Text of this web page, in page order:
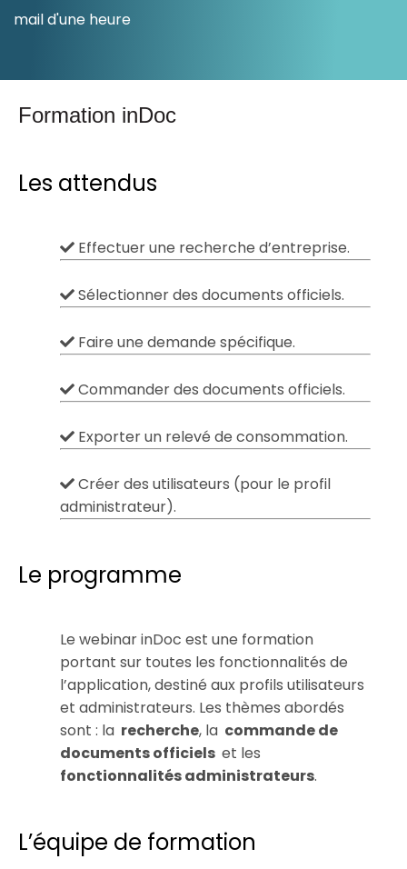
Ressources
mail d'une heure
Formation inDoc
Les attendus
Effectuer une recherche d’entreprise.
Sélectionner des documents officiels.
Faire une demande spécifique.
Commander des documents officiels.
Exporter un relevé de consommation.
Créer des utilisateurs (pour le profil
administrateur).
Le programme
Le webinar inDoc est une formation
portant sur toutes les fonctionnalités de
l’application, destiné aux profils utilisateurs
et administrateurs. Les thèmes abordés
sont : la recherche, la commande de
documents officiels et les
fonctionnalités administrateurs.
L’équipe de formation